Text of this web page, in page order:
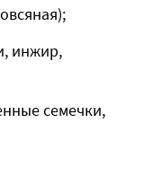
инжир,
семечки,